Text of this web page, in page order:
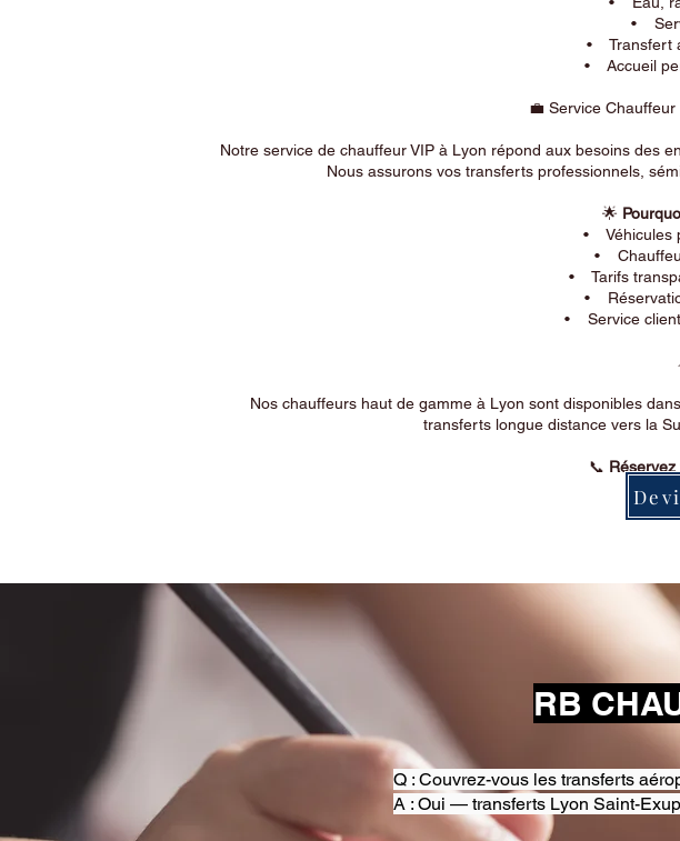
•
• Transfert
• Accueil
💼 Service
Notre service de chauffeur VIP à Lyon répond aux besoins des
Nous assurons vos transferts professionnels,
🌟
• Véhicules
•
• Tarifs
•
• Service client
Nos chauffeurs haut de gamme à Lyon sont disponibles
transferts longue distance vers la
📞
RB
Q : Couvrez-vous les transferts
A : Oui — transferts Lyon Saint-